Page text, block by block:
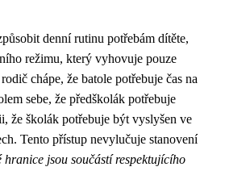
denní rutinu potřebám dítěte,
režimu, který vyhovuje pouze
chápe, že batole potřebuje čas na
sebe, že předškolák potřebuje
že školák potřebuje být vyslyšen ve
Tento přístup nevylučuje stanovení
hranice jsou součástí respektujícího